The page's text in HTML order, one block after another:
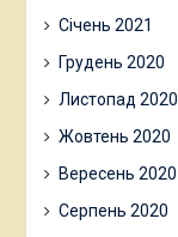
Січень 2021
Грудень 2020
Листопад 2020
Жовтень 2020
Вересень 2020
Серпень 2020